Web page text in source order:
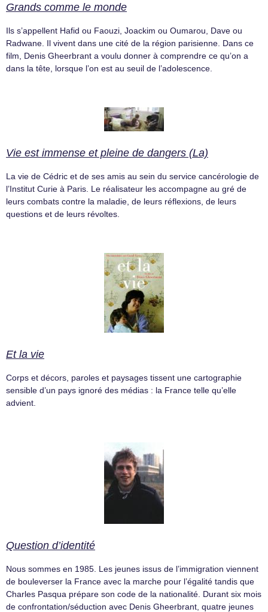
Grands comme le monde
Ils s’appellent Hafid ou Faouzi, Joackim ou Oumarou, Dave ou
Radwane. Il vivent dans une cité de la région parisienne. Dans ce
film, Denis Gheerbrant a voulu donner à comprendre ce qu’on a
dans la tête, lorsque l’on est au seuil de l’adolescence.
Vie est immense et pleine de dangers (La)
La vie de Cédric et de ses amis au sein du service cancérologie de
l’Institut Curie à Paris. Le réalisateur les accompagne au gré de
leurs combats contre la maladie, de leurs réflexions, de leurs
questions et de leurs révoltes.
Et la vie
Corps et décors, paroles et paysages tissent une cartographie
sensible d’un pays ignoré des médias : la France telle qu’elle
advient.
Question d’identité
Nous sommes en 1985. Les jeunes issus de l’immigration viennent
de bouleverser la France avec la marche pour l’égalité tandis que
Charles Pasqua prépare son code de la nationalité. Durant six mois
de confrontation/séduction avec Denis Gheerbrant, quatre jeunes